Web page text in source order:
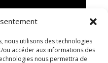
nous utilisons des technologies
accéder aux informations des
nous permettra de